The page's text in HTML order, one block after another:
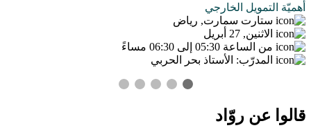
أهميّة التمويل الخارجي
ستارت سمارت, رياض
الاثنين, 27 أبريل
من الساعة 05:30 إلى 06:30 مساءً
المدرّب: الأستاذ بحر الحربي
قالوا عن روّاد